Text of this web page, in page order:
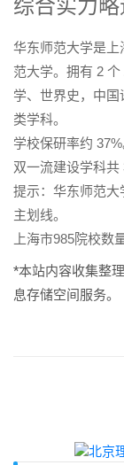
综合实力
华东师范大学是
范大学。拥有 2
学、世界史，中
类学科。
学校保研率约 37%
双一流建设学科共
提示：华东师范大
主划线。
上海市985院校数
*本站内容收集整
息存储空间服务。